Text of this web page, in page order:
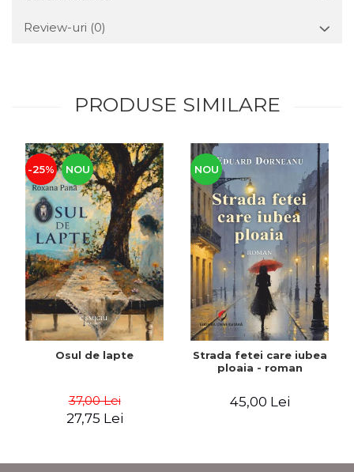
Review-uri (0)
PRODUSE SIMILARE
-25% NOU
Osul de lapte
37,00 Lei
27,75 Lei
NOU
Strada fetei care iubea
ploaia - roman
45,00 Lei